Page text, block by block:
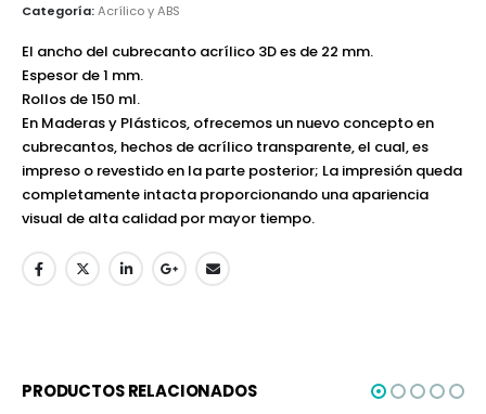
Categoría:Acrílico y ABS
El ancho del cubrecanto acrílico 3D es de 22 mm.
Espesor de 1 mm.
Rollos de 150 ml.
En Maderas y Plásticos, ofrecemos un nuevo concepto en
cubrecantos, hechos de acrílico transparente, el cual, es
impreso o revestido en la parte posterior; La impresión queda
completamente intacta proporcionando una apariencia
visual de alta calidad por mayor tiempo.
PRODUCTOS RELACIONADOS